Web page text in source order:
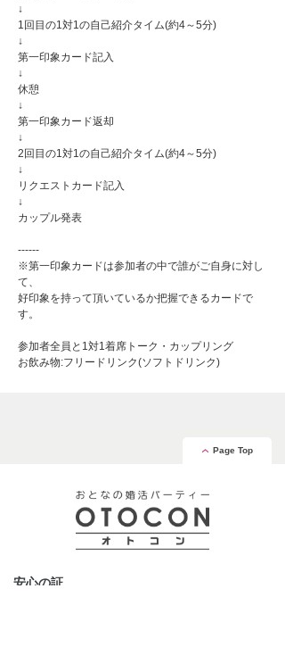
↓
1回目の1対1の自己紹介タイム(約4～5分)
↓
第一印象カード記入
↓
休憩
↓
第一印象カード返却
↓
2回目の1対1の自己紹介タイム(約4～5分)
↓
リクエストカード記入
↓
カップル発表
------
※第一印象カードは参加者の中で誰がご自身に対し
て、
好印象を持って頂いているか把握できるカードで
す。
参加者全員と1対1着席トーク・カップリング
お飲み物:フリードリンク(ソフトドリンク)
Page Top
安心の証